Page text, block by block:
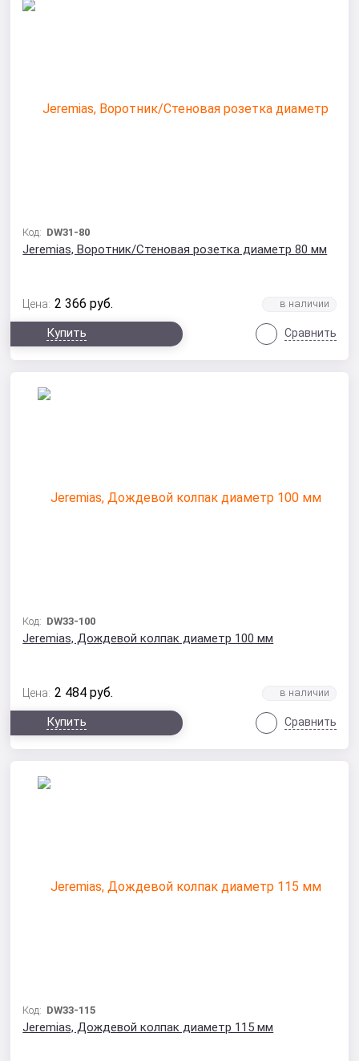
Код: DW31-80
Jeremias, Воротник/Стеновая розетка диаметр 80 мм
Цена: 2 366 руб.
Купить Сравнить
Код: DW33-100
Jeremias, Дождевой колпак диаметр 100 мм
Цена: 2 484 руб.
Купить Сравнить
Код: DW33-115
Jeremias, Дождевой колпак диаметр 115 мм